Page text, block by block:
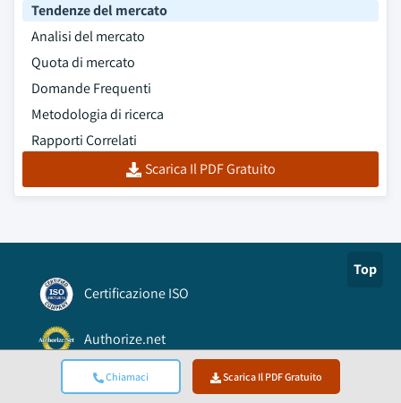
Chiamaci Scarica Il PDF Gratuito
Tendenze del mercato
Analisi del mercato
Quota di mercato
Domande Frequenti
Metodologia di ricerca
Rapporti Correlati
Scarica Il PDF Gratuito
Top
Certificazione ISO
Authorize.net
Accreditamento BBB A+